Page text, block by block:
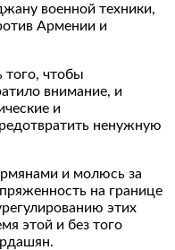
военной техники,
Армении и
того, чтобы
внимание, и
и
ненужную
и молюсь за
на границе
этих
этой и без того